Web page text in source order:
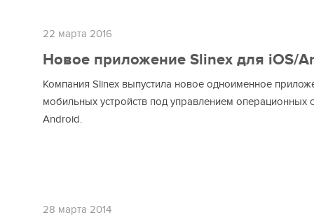
22 марта 2016
Новое приложение Slinex для iOS/
Компания Slinex выпустила новое одноименное
мобильных устройств под управлением операционных
Android.
28 марта 2014